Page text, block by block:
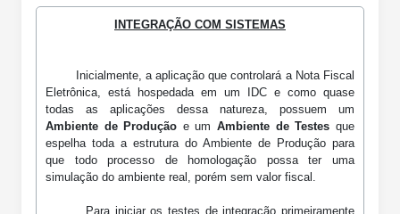
Serviços
Eletrônica
INTEGRAÇÃO COM SISTEMAS
Inicialmente, a aplicação que controlará a Nota Fiscal
Eletrônica, está hospedada em um IDC e como quase
todas as aplicações dessa natureza, possuem um
Ambiente de Produção e um Ambiente de Testes que
espelha toda a estrutura do Ambiente de Produção para
que todo processo de homologação possa ter uma
simulação do ambiente real, porém sem valor fiscal.
Para iniciar os testes de integração primeiramente